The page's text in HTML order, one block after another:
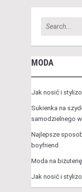
MODA
Jak nosić i
Sukienka na
samodzielnego
Najlepsze
boyfriend
Moda na
Jak nosić i